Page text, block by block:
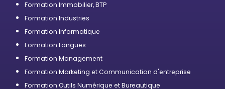
Formation Immobilier, BTP
Formation Industries
Formation Informatique
Formation Langues
Formation Management
Formation Marketing et Communication d'entreprise
Formation Outils Numérique et Bureautique